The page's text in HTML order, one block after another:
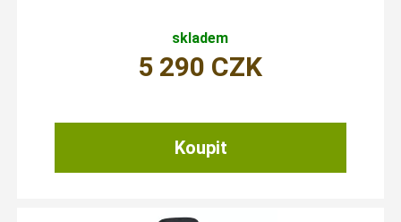
skladem
5 290 CZK